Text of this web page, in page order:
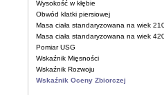
Wysokość w kłębie
Obwód klatki piersiowej
Masa ciała standaryzowana na wiek
Masa ciała standaryzowana na wiek
Pomiar USG
Wskaźnik Mięsności
Wskaźnik Rozwoju
Wskaźnik Oceny Zbiorczej